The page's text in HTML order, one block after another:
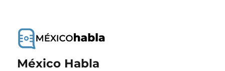
México Habla